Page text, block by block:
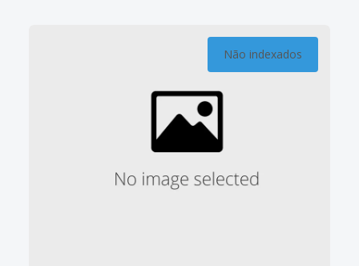
Não indexados